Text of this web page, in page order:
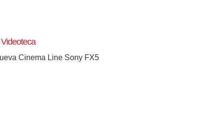
Videoteca
Cinema Line Sony FX5